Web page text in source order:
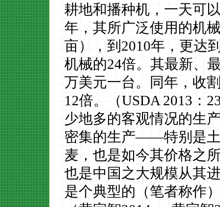
耕地和播种机，一天可
年，其所广泛使用的机
亩），到2010年，更达
机械的24倍。其最新、
万美元一台。同年，收
12倍。（USDA 2013：
少地多的客观情况的生
密集的生产——特别是土
麦，也是如今其价格之
也是中国之大规模从其
是个典型的（笔者称作